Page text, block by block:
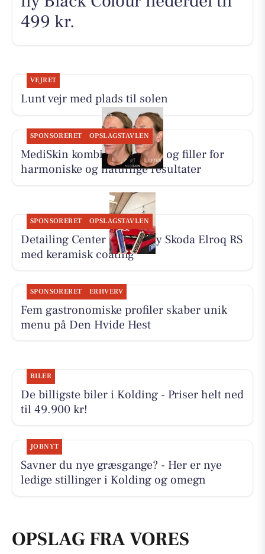
499 kr.
VEJRET
Lunt vejr med plads til solen
SPONSORERET OPSLAGSTAVLEN
MediSkin kombinerer botox og filler for
harmoniske og naturlige resultater
SPONSORERET OPSLAGSTAVLEN
Detailing Center klargør ny Skoda Elroq RS
med keramisk coating
SPONSORERET ERHVERV
Fem gastronomiske profiler skaber unik
menu på Den Hvide Hest
BILER
De billigste biler i Kolding - Priser helt ned
til 49.900 kr!
JOBNYT
Savner du nye græsgange? - Her er nye
ledige stillinger i Kolding og omegn
OPSLAG FRA VORES